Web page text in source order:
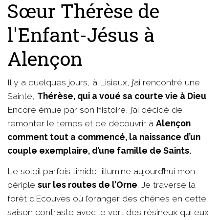
Sœur Thérèse de
l'Enfant-Jésus à
Alençon
Il y a quelques jours, à Lisieux, j’ai rencontré une
Sainte, Thérèse, qui a voué sa courte vie à Dieu.
Encore émue par son histoire, j’ai décidé de
remonter le temps et de découvrir à Alençon
comment tout a commencé, la naissance d’un
couple exemplaire, d’une famille de Saints.
Le soleil parfois timide, illumine aujourd’hui mon
périple sur les routes de l’Orne. Je traverse la
forêt d’Ecouves où l’oranger des chênes en cette
saison contraste avec le vert des résineux qui eux